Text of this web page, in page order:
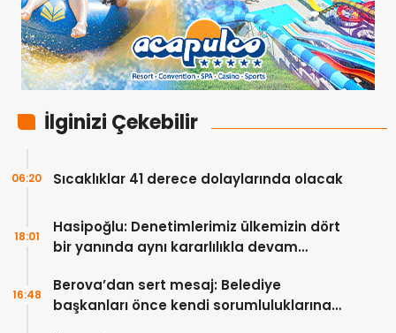
İlginizi Çekebilir
Sıcaklıklar 41 derece dolaylarında olacak
06:20
Hasipoğlu: Denetimlerimiz ülkemizin dört
bir yanında aynı kararlılıkla devam
18:01
Berova’dan sert mesaj: Belediye
başkanları önce kendi sorumluluklarına
16:48